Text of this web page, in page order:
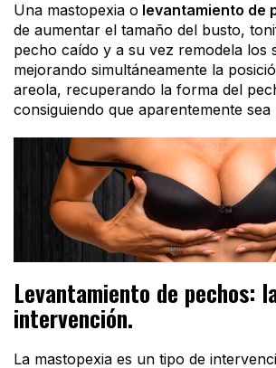
Una mastopexia o levantamiento de
de aumentar el tamaño del busto,
pecho caído y a su vez remodela los
mejorando simultáneamente la
areola, recuperando la forma del
consiguiendo que aparentemente sea
Levantamiento de pechos:
intervención.
La mastopexia es un tipo de